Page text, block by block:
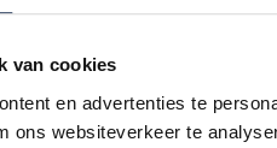
van cookies
en advertenties te
ons websiteverkeer te
Lacoste
Poloshirt groen pique korte mouw